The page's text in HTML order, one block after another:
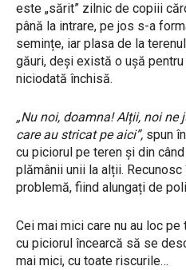
este „sărit” zilnic de copiii
până la intrare, pe jos s-a
semințe, iar plasa de la
găuri, deși există o ușă
niciodată închisă.
„Nu noi, doamna! Alții, noi
care au stricat pe aici”, spun
cu piciorul pe teren și din
plămânii unii la alții.
problemă, fiind alungați de
Cei mai mici care nu au loc
cu piciorul încearcă să se
mai mici, cu toate riscurile…